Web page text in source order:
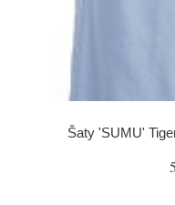
Šaty 'SUMU'